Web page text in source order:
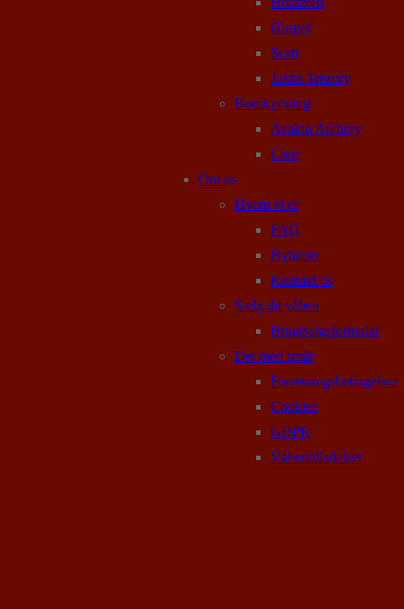
iTarget
Scatt
Justra Trezory
Bueskydning
Avalon Archery
Core
Om os
Hvem vi er
FAQ
Nyheder
Kontakt os
Sælg dit våben
Brugtsalgsformular
Det med småt
Forretningsbetingelser
Cookies
GDPR
Våbentilladelser